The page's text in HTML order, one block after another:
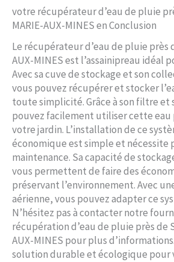
votre récupérateur d’eau de pluie
MARIE-AUX-MINES en Conclusion
Le récupérateur d’eau de pluie près
AUX-MINES est l’assainipreau idéal
Avec sa cuve de stockage et son
vous pouvez récupérer et stocker
toute simplicité. Grâce à son filtre et
pouvez facilement utiliser cette eau
votre jardin. L’installation de ce
économique est simple et nécessite
maintenance. Sa capacité de
vous permettent de faire des
préservant l’environnement. Avec
aérienne, vous pouvez adapter ce
N’hésitez pas à contacter notre
récupération d’eau de pluie près de
AUX-MINES pour plus
solution durable et écologique pour